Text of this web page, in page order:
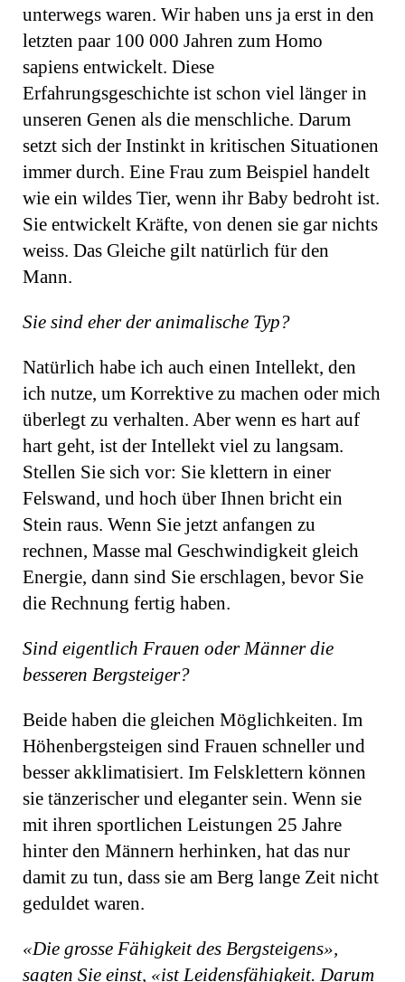
unterwegs waren. Wir haben uns ja erst in den
letzten paar 100 000 Jahren zum Homo
sapiens entwickelt. Diese
Erfahrungsgeschichte ist schon viel länger in
unseren Genen als die menschliche. Darum
setzt sich der Instinkt in kritischen Situationen
immer durch. Eine Frau zum Beispiel handelt
wie ein wildes Tier, wenn ihr Baby bedroht ist.
Sie entwickelt Kräfte, von denen sie gar nichts
weiss. Das Gleiche gilt natürlich für den
Mann.
Sie sind eher der animalische Typ?
Natürlich habe ich auch einen Intellekt, den
ich nutze, um Korrektive zu machen oder mich
überlegt zu verhalten. Aber wenn es hart auf
hart geht, ist der Intellekt viel zu langsam.
Stellen Sie sich vor: Sie klettern in einer
Felswand, und hoch über Ihnen bricht ein
Stein raus. Wenn Sie jetzt anfangen zu
rechnen, Masse mal Geschwindigkeit gleich
Energie, dann sind Sie erschlagen, bevor Sie
die Rechnung fertig haben.
Sind eigentlich Frauen oder Männer die
besseren Bergsteiger?
Beide haben die gleichen Möglichkeiten. Im
Höhenbergsteigen sind Frauen schneller und
besser akklimatisiert. Im Felsklettern können
sie tänzerischer und eleganter sein. Wenn sie
mit ihren sportlichen Leistungen 25 Jahre
hinter den Männern herhinken, hat das nur
damit zu tun, dass sie am Berg lange Zeit nicht
geduldet waren.
«Die grosse Fähigkeit des Bergsteigens»,
sagten Sie einst, «ist Leidensfähigkeit. Darum